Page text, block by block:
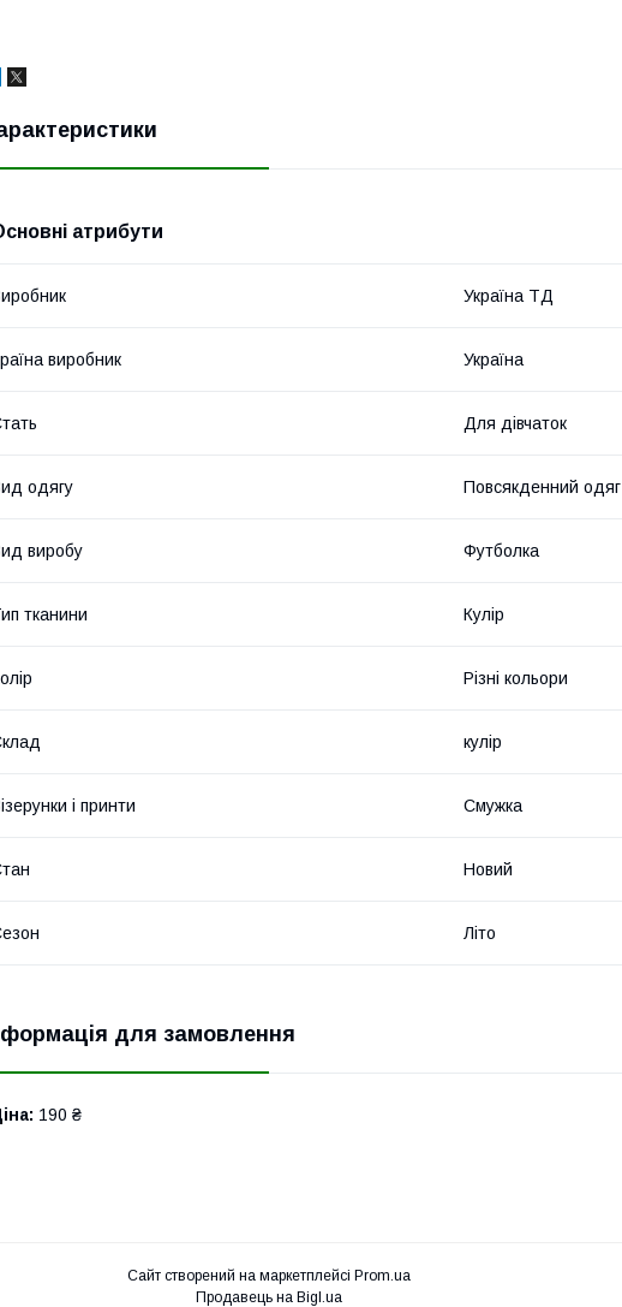
атрибути
Україна ТД
виробник Україна
Для дівчаток
одягу Повсякденний одяг
виробу Футболка
тканини Кулір
Різні кольори
кулір
і принти Смужка
Новий
Літо
для замовлення
190 ₴
Сайт створений на маркетплейсі Prom.ua
Продавець на Bigl.ua